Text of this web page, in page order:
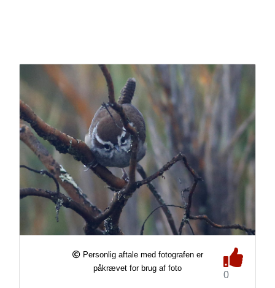
Personlig aftale med fotografen er
påkrævet for brug af foto
0